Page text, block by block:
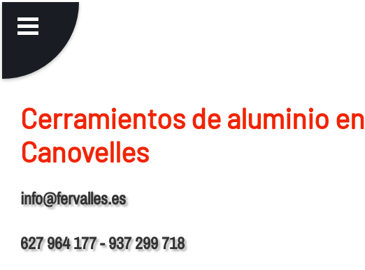
Cerramientos de aluminio en
Canovelles
info@fervalles.es
627 964 177 - 937 299 718